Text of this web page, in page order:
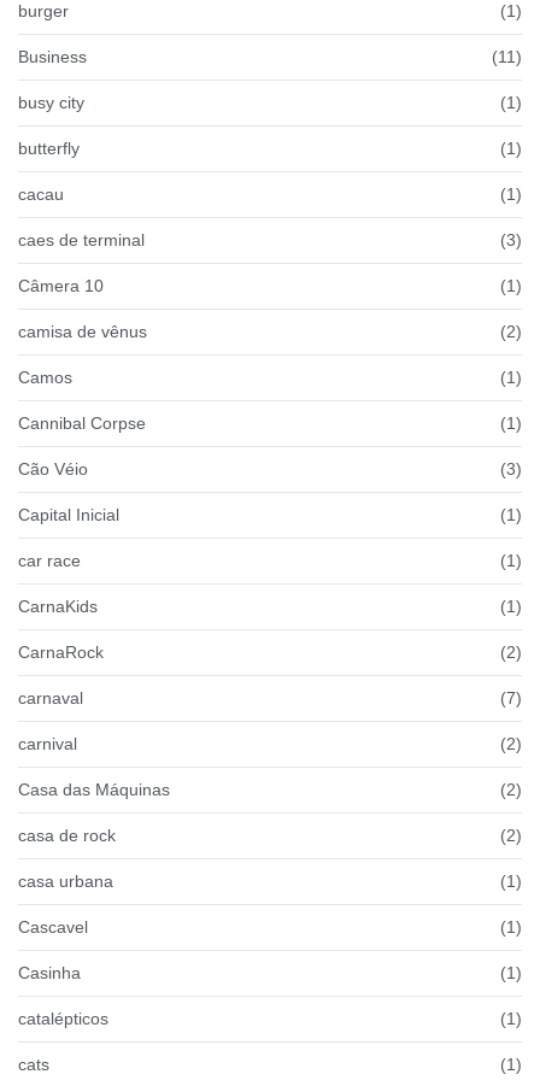
burger (1)
Business (11)
busy city (1)
butterfly (1)
cacau (1)
caes de terminal (3)
Câmera 10 (1)
camisa de vênus (2)
Camos (1)
Cannibal Corpse (1)
Cão Véio (3)
Capital Inicial (1)
car race (1)
CarnaKids (1)
CarnaRock (2)
carnaval (7)
carnival (2)
Casa das Máquinas (2)
casa de rock (2)
casa urbana (1)
Cascavel (1)
Casinha (1)
catalépticos (1)
cats (1)